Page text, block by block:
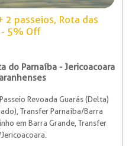
2 passeios, Rota das
- 5% Off
do Parnaíba - Jericoacoara
Revoada Guarás (Delta)
Transfer Parnaíba/Barra
em Barra Grande, Transfer